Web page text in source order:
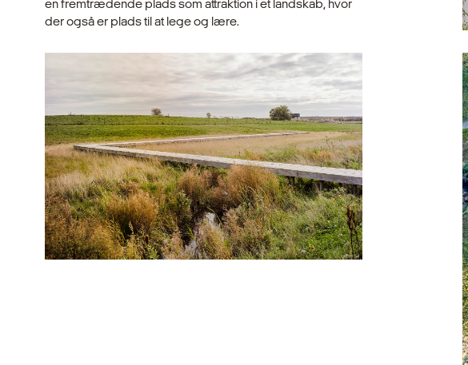
en fremtrædende plads som attraktion i et landskab, hvor
der også er plads til at lege og lære.